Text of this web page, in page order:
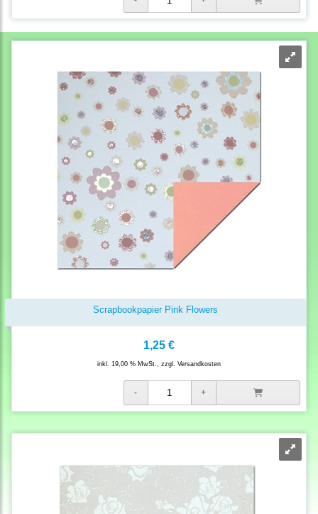
Scrapbookpapier Pink Flowers
1,25 €
inkl. 19,00 % MwSt., zzgl. Versandkosten